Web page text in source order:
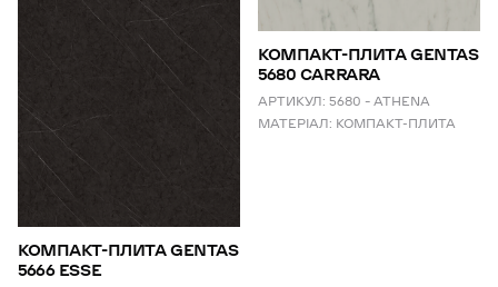
КОМПАКТ-ПЛИТА GENTAS
5666 ESSE
КОМПАКТ-ПЛИТА GENTAS
5680 CARRARA
АРТИКУЛ: 5680 – ATHENA
МАТЕРІАЛ: КОМПАКТ-ПЛИТА